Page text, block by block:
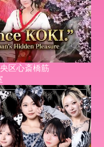
区心斎橋筋